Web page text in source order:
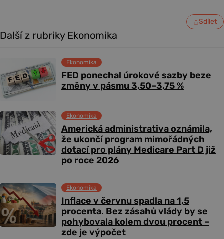
Sdílet
Další z rubriky Ekonomika
FED ponechal úrokové sazby beze
změny v pásmu 3,50–3,75 %
Ekonomika
Americká administrativa oznámila,
že ukončí program mimořádných
dotací pro plány Medicare Part D již
po roce 2026
Ekonomika
Inflace v červnu spadla na 1,5
procenta. Bez zásahů vlády by se
pohybovala kolem dvou procent –
zde je výpočet
Ekonomika